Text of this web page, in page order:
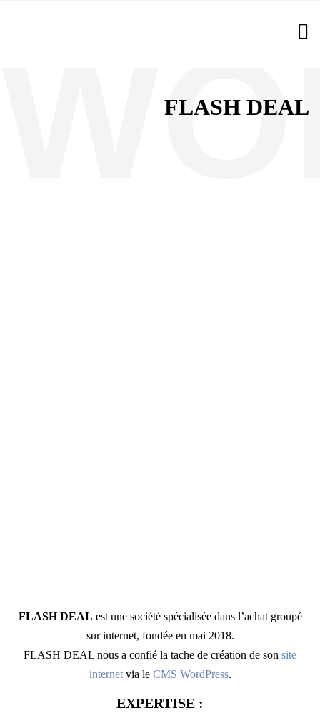
FLASH DEAL
FLASH DEAL est une société spécialisée dans l’achat groupé
sur internet, fondée en mai 2018.
FLASH DEAL nous a confié la tache de création de son site
internetvia le CMS WordPress.
EXPERTISE :